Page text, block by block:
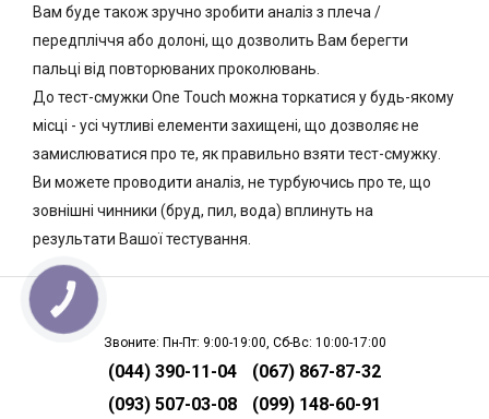
Вам буде також зручно зробити аналіз з плеча /
передпліччя або долоні, що дозволить Вам берегти
пальці від повторюваних проколювань.
До тест-смужки One Touch можна торкатися у будь-якому
місці - усі чутливі елементи захищені, що дозволяє не
замислюватися про те, як правильно взяти тест-смужку.
Ви можете проводити аналіз, не турбуючись про те, що
зовнішні чинники (бруд, пил, вода) вплинуть на
результати Вашої тестування.
Звоните: Пн-Пт: 9:00-19:00, Сб-Вс: 10:00-17:00
(044) 390-11-04
(067) 867-87-32
(093) 507-03-08
(099) 148-60-91
КНОПКА
СВЯЗИ